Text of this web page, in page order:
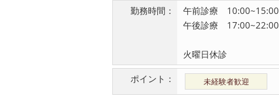
勤務時間：
午前診療 10:00~15:00
午後診療 17:00~22:00
火曜日休診
ポイント： 未経験者歓迎